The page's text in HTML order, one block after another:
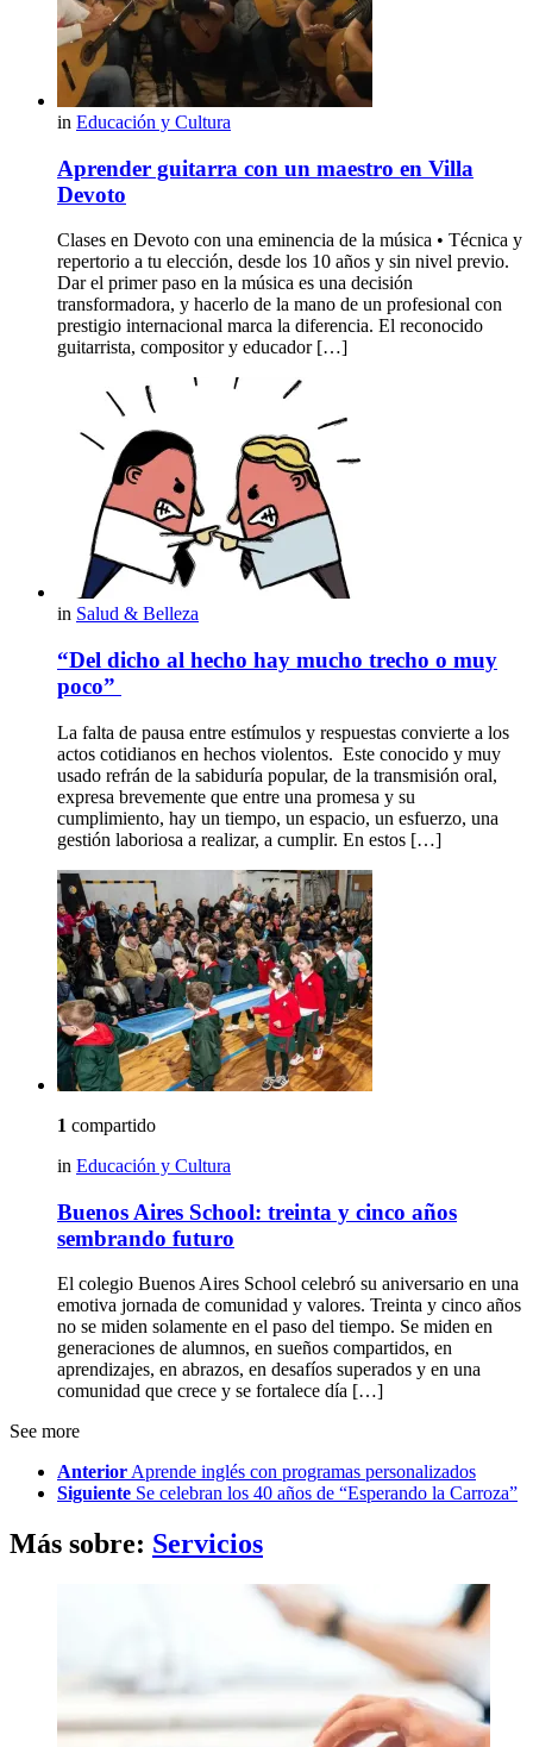
in Educación y Cultura
Aprender guitarra con un maestro en Villa
Devoto
Clases en Devoto con una eminencia de la música • Técnica y
repertorio a tu elección, desde los 10 años y sin nivel previo.
Dar el primer paso en la música es una decisión
transformadora, y hacerlo de la mano de un profesional con
prestigio internacional marca la diferencia. El reconocido
guitarrista, compositor y educador […]
in Salud & Belleza
“Del dicho al hecho hay mucho trecho o muy
poco”
La falta de pausa entre estímulos y respuestas convierte a los
actos cotidianos en hechos violentos. Este conocido y muy
usado refrán de la sabiduría popular, de la transmisión oral,
expresa brevemente que entre una promesa y su
cumplimiento, hay un tiempo, un espacio, un esfuerzo, una
gestión laboriosa a realizar, a cumplir. En estos […]
1 compartido
in Educación y Cultura
Buenos Aires School: treinta y cinco años
sembrando futuro
El colegio Buenos Aires School celebró su aniversario en una
emotiva jornada de comunidad y valores. Treinta y cinco años
no se miden solamente en el paso del tiempo. Se miden en
generaciones de alumnos, en sueños compartidos, en
aprendizajes, en abrazos, en desafíos superados y en una
comunidad que crece y se fortalece día […]
See more
Anterior Aprende inglés con programas personalizados
Siguiente Se celebran los 40 años de “Esperando la Carroza”
Más sobre: Servicios